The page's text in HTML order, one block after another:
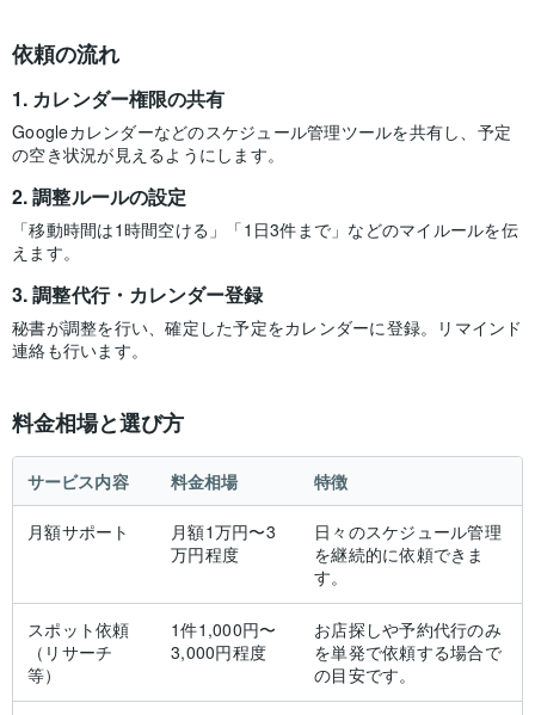
依頼の流れ
カレンダー権限の共有
Googleカレンダーなどのスケジュール管理ツールを共有し、予定
の空き状況が見えるようにします。
調整ルールの設定
「移動時間は1時間空ける」「1日3件まで」などのマイルールを伝
えます。
調整代行・カレンダー登録
秘書が調整を行い、確定した予定をカレンダーに登録。リマインド
連絡も行います。
料金相場と選び方
サービス内容 料金相場 特徴
月額サポート
月額1万円〜3
万円程度
日々のスケジュール管理
を継続的に依頼できま
す。
スポット依頼
（リサーチ
等）
1件1,000円〜
3,000円程度
お店探しや予約代行のみ
を単発で依頼する場合で
の目安です。